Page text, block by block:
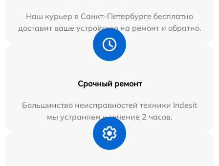
Наш курьер в Санкт-Петербурге бесплатно
доставит ваше устройство на ремонт и обратно.
Срочный ремонт
Большинство неисправностей техники Indesit
мы устраняем в течение 2 часов.